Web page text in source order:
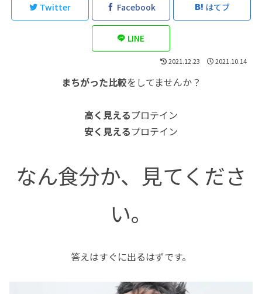
Twitter Facebook はてブ
LINE
2021.12.23 2021.10.14
まちがった比較をしてませんか？
高く見えるプロテイン
安く見えるプロテイン
なん食分か、見てくださ
い。
答えはすぐに出るはずです。